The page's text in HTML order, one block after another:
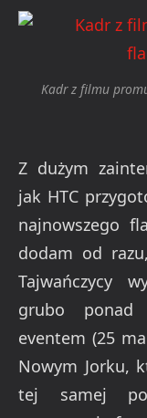
Kadr z filmu
Z dużym
jak HTC
najnowszego
dodam od
Tajwańczycy
grubo ponad
eventem (25
Nowym Jorku,
tej samej